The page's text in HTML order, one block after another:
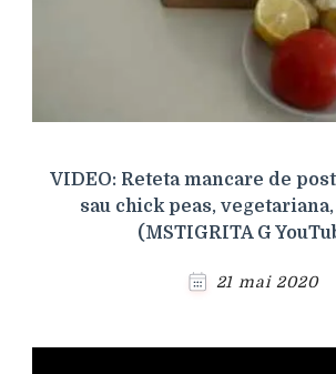
VIDEO: Reteta mancare de
sau chick peas,
(MSTIGRITA G
21 mai 2020